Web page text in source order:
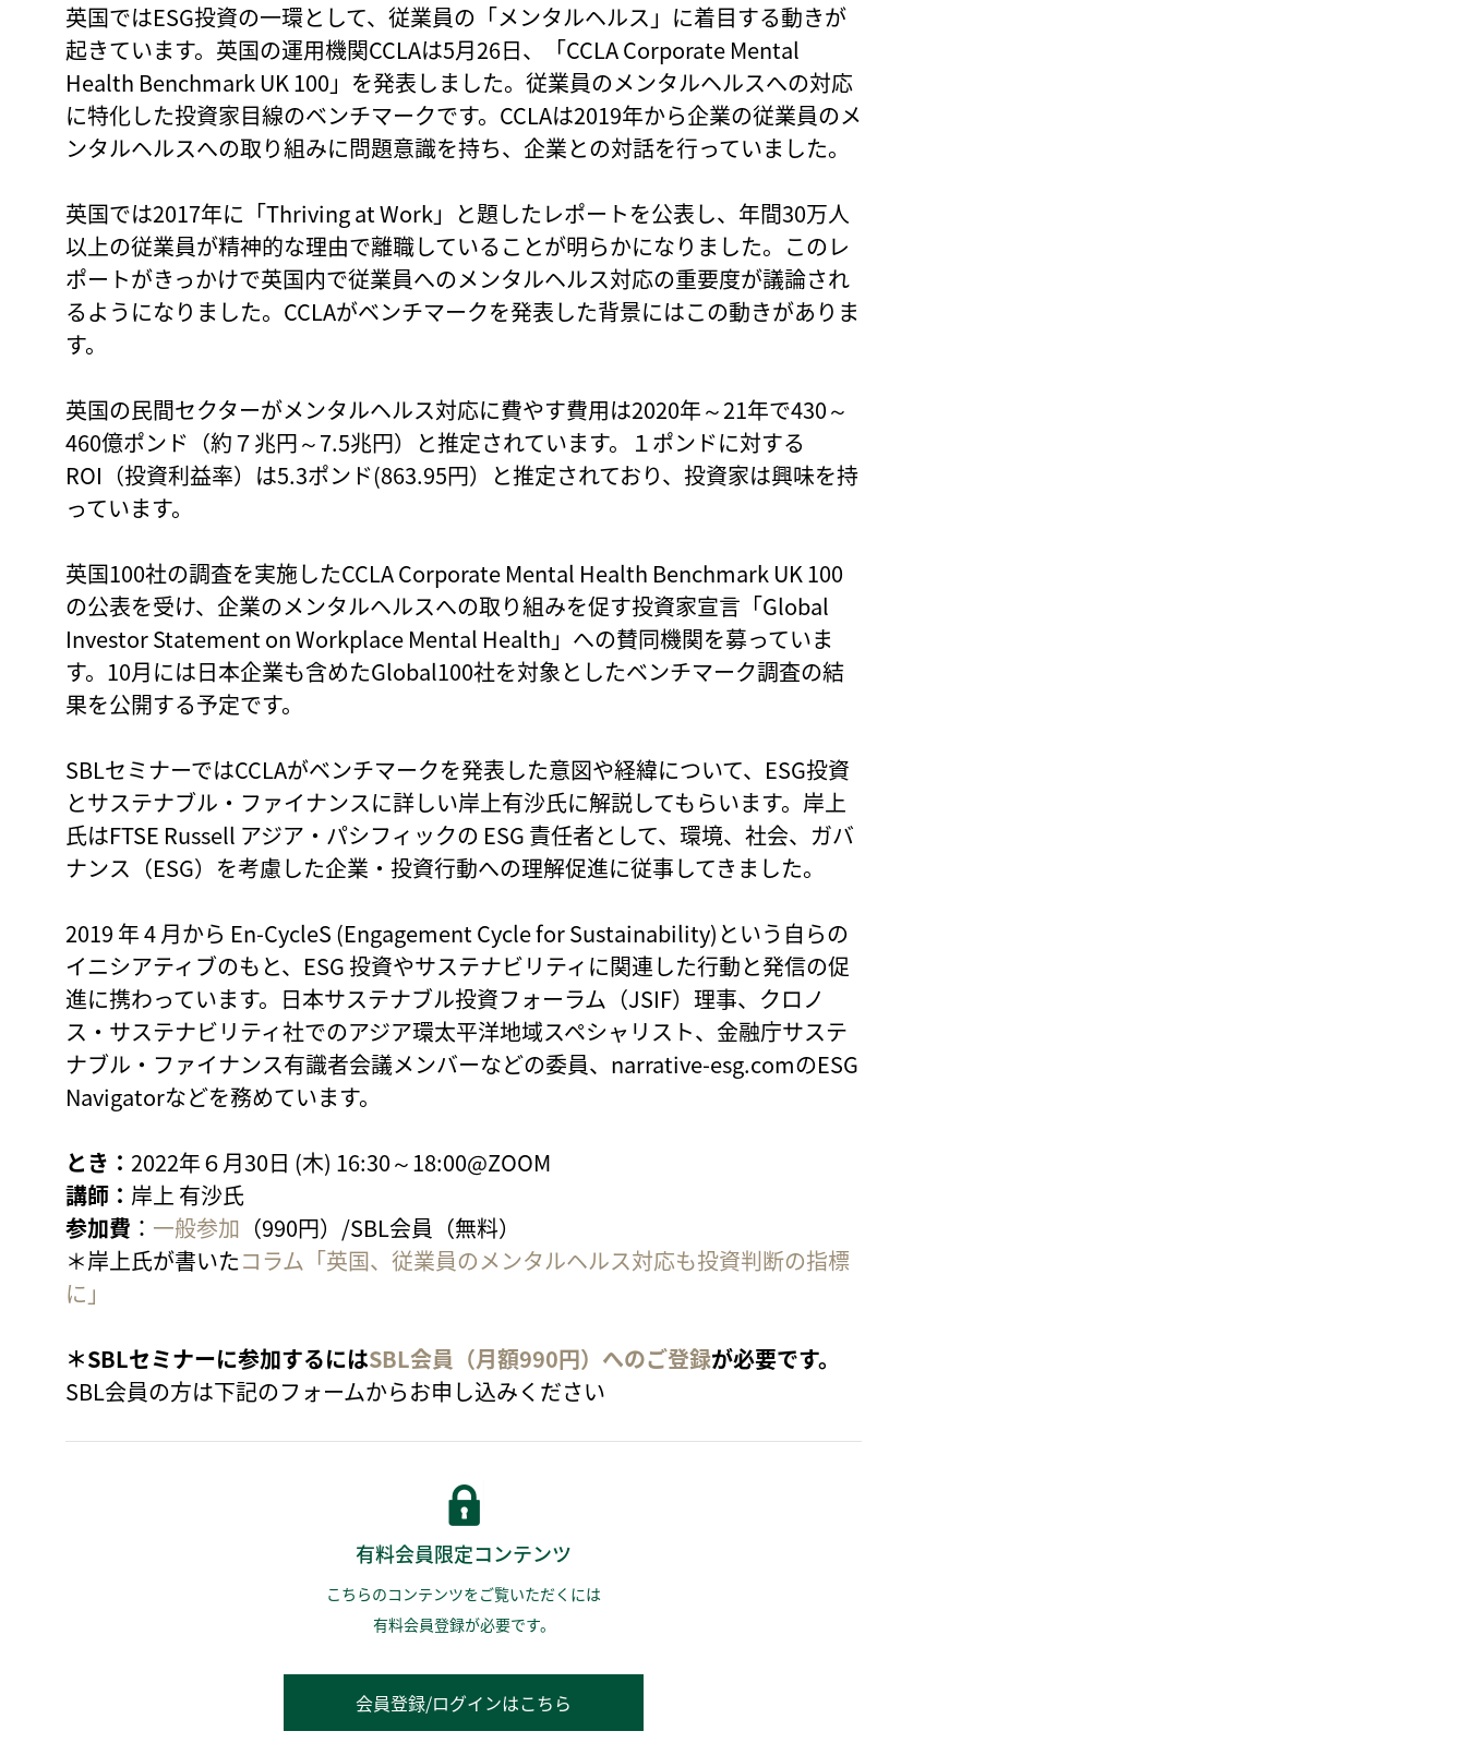
英国ではESG投資の一環として、従業員の「メンタルヘルス」に着目する動きが
起きています。英国の運用機関CCLAは5月26日、「CCLA Corporate Mental
Health Benchmark UK 100」を発表しました。従業員のメンタルヘルスへの対応
に特化した投資家目線のベンチマークです。CCLAは2019年から企業の従業員のメ
ンタルヘルスへの取り組みに問題意識を持ち、企業との対話を行っていました。
英国では2017年に「Thriving at Work」と題したレポートを公表し、年間30万人
以上の従業員が精神的な理由で離職していることが明らかになりました。このレ
ポートがきっかけで英国内で従業員へのメンタルヘルス対応の重要度が議論され
るようになりました。CCLAがベンチマークを発表した背景にはこの動きがありま
す。
英国の民間セクターがメンタルヘルス対応に費やす費用は2020年～21年で430～
460億ポンド（約７兆円～7.5兆円）と推定されています。１ポンドに対する
ROI（投資利益率）は5.3ポンド(863.95円）と推定されており、投資家は興味を持
っています。
英国100社の調査を実施したCCLA Corporate Mental Health Benchmark UK 100
の公表を受け、企業のメンタルヘルスへの取り組みを促す投資家宣言「Global
Investor Statement on Workplace Mental Health」への賛同機関を募っていま
す。10月には日本企業も含めたGlobal100社を対象としたベンチマーク調査の結
果を公開する予定です。
SBLセミナーではCCLAがベンチマークを発表した意図や経緯について、ESG投資
とサステナブル・ファイナンスに詳しい岸上有沙氏に解説してもらいます。岸上
氏はFTSE Russell アジア・パシフィックの ESG 責任者として、環境、社会、ガバ
ナンス（ESG）を考慮した企業・投資行動への理解促進に従事してきました。
2019 年 4 月から En-CycleS (Engagement Cycle for Sustainability)という自らの
イニシアティブのもと、ESG 投資やサステナビリティに関連した行動と発信の促
進に携わっています。日本サステナブル投資フォーラム（JSIF）理事、クロノ
ス・サステナビリティ社でのアジア環太平洋地域スペシャリスト、金融庁サステ
ナブル・ファイナンス有識者会議メンバーなどの委員、narrative-esg.comのESG
Navigatorなどを務めています。
とき： 2022年６月30日 (木) 16:30～18:00@ZOOM
講師： 岸上 有沙氏
参加費 ： 一般参加 （990円）/SBL会員（無料）
＊岸上氏が書いたコラム「英国、従業員のメンタルヘルス対応も投資判断の指標
に」
＊SBLセミナーに参加するにはSBL会員（月額990円）へのご登録が必要です。
SBL会員の方は下記のフォームからお申し込みください
有料会員限定コンテンツ
こちらのコンテンツをご覧いただくには
有料会員登録が必要です。
会員登録/ログインはこちら